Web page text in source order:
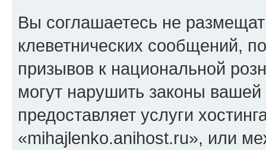
Вы соглашаетесь не
клеветнических сообщений,
призывов к национальной
могут нарушить законы
предоставляет услуги
«mihajlenko.anihost.ru», или